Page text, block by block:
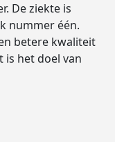
De ziekte is
nummer één.
betere kwaliteit
is het doel van